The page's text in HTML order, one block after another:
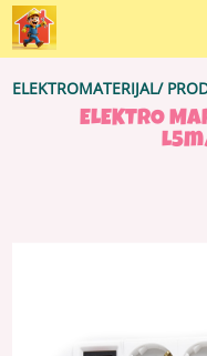
ELEKTROMATERIJAL/
ELEKTRO